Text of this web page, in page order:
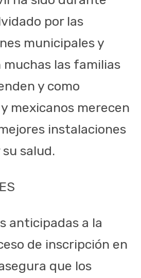
por las
municipales y
las familias
y como
mexicanos merecen
instalaciones
salud.
anticipadas a la
de inscripción en
que los